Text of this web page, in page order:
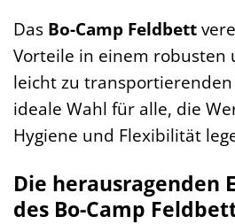
Das Bo-Camp Feldbett
Vorteile in einem robusten
leicht zu transportierenden
ideale Wahl für alle, die
Hygiene und Flexibilität
Die herausragenden
des Bo-Camp